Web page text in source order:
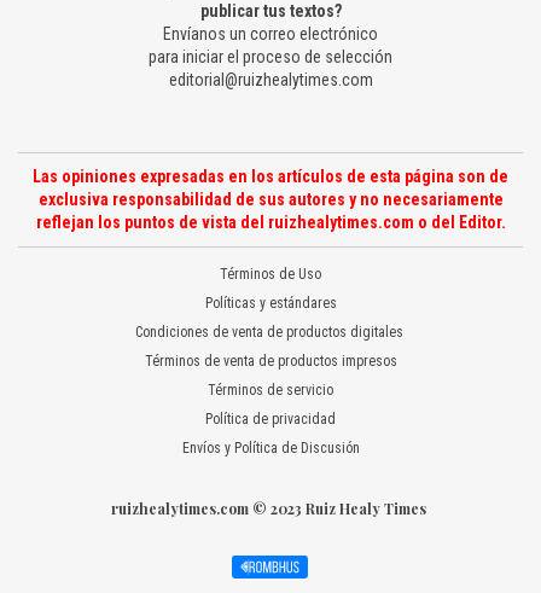
publicar tus textos?
Envíanos un correo electrónico
para iniciar el proceso de selección
editorial@ruizhealytimes.com
Las opiniones expresadas en los artículos de esta página son de
exclusiva responsabilidad de sus autores y no necesariamente
reflejan los puntos de vista del ruizhealytimes.com o del Editor.
Términos de Uso
Políticas y estándares
Condiciones de venta de productos digitales
Términos de venta de productos impresos
Términos de servicio
Política de privacidad
Envíos y Política de Discusión
ruizhealytimes.com © 2023 Ruiz Healy Times